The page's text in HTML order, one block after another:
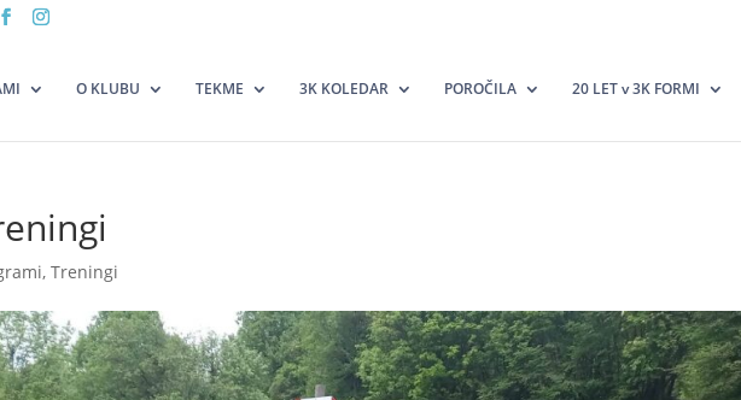
O KLUBU TEKME 3K KOLEDAR POROČILA 20 LET v 3K FORMI
,Treningi